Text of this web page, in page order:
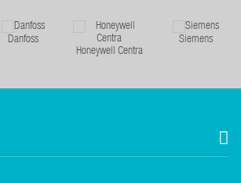
Danfoss
Honeywell Centra
Siemens